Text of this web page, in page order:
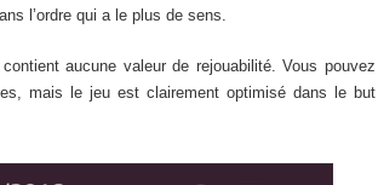
l’ordre qui a le plus de sens.
aucune valeur de rejouabilité. Vous pouvez
mais le jeu est clairement optimisé dans le but